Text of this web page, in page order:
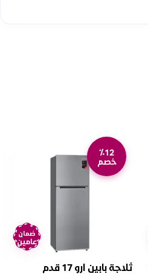
٪12
خصم
ضمان
عامين
ثلاجة بابين ارو 17 قدم